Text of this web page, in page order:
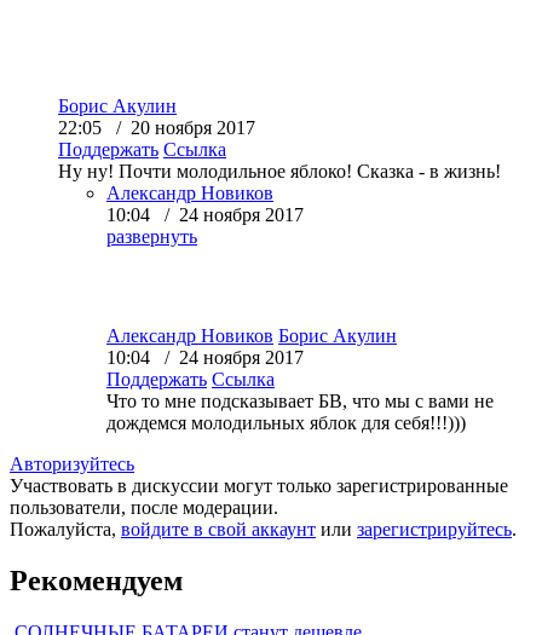
Борис Акулин
22:05 / 20 ноября 2017
Поддержать Ссылка
Ну ну! Почти молодильное яблоко! Сказка - в жизнь!
Александр Новиков
10:04 / 24 ноября 2017
развернуть
Александр Новиков Борис Акулин
10:04 / 24 ноября 2017
Поддержать Ссылка
Что то мне подсказывает БВ, что мы с вами не
дождемся молодильных яблок для себя!!!)))
Авторизуйтесь
Участвовать в дискуссии могут только зарегистрированные
пользователи, после модерации.
Пожалуйста, войдите в свой аккаунт или зарегистрируйтесь.
Рекомендуем